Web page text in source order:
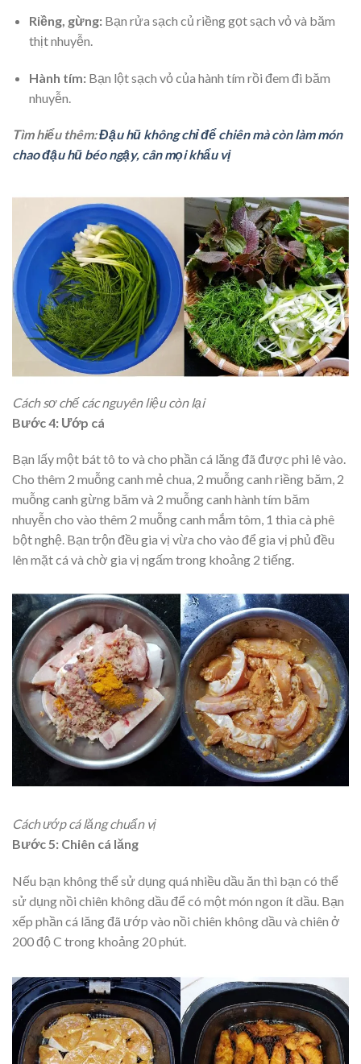
Riềng, gừng: Bạn rửa sạch củ riềng gọt sạch vỏ và băm
thịt nhuyễn.
Hành tím:Bạn lột sạch vỏ của hành tím rồi đem đi băm
nhuyễn.
Tìm hiểu thêm:Đậu hũ không chỉ để chiên mà còn làm món
chao đậu hũ béo ngậy, cân mọi khẩu vị
Cách sơ chế các nguyên liệu còn lại
Bước 4: Ướp cá
Bạn lấy một bát tô to và cho phần cá lăng đã được phi lê vào.
Cho thêm 2 muỗng canh mẻ chua, 2 muỗng canh riềng băm, 2
muỗng canh gừng băm và 2 muỗng canh hành tím băm
nhuyễn cho vào thêm 2 muỗng canh mắm tôm, 1 thìa cà phê
bột nghệ. Bạn trộn đều gia vị vừa cho vào để gia vị phủ đều
lên mặt cá và chờ gia vị ngấm trong khoảng 2 tiếng.
Cách ướp cá lăng chuẩn vị
Bước 5: Chiên cá lăng
Nếu bạn không thể sử dụng quá nhiều dầu ăn thì bạn có thể
sử dụng nồi chiên không dầu để có một món ngon ít dầu. Bạn
xếp phần cá lăng đã ướp vào nồi chiên không dầu và chiên ở
200 độ C trong khoảng 20 phút.